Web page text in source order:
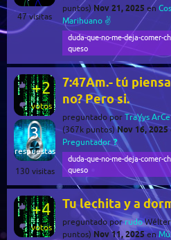
47visitas
puntos) Nov 21, 2025 en
Marihuano ✌️
duda-que-no-me-deja-comer-
queso
+2
votos
3
respuestas
130 visitas
7:47Am.- tú
no? Pero si.
preguntado por TraƔys ArCe
(367k puntos) Nov 16, 2025
Preguntador ❓
duda-que-no-me-deja-comer-
queso
+4
votos
Tu lechita y a
preguntado porrudo
puntos) Nov 11, 2025 en